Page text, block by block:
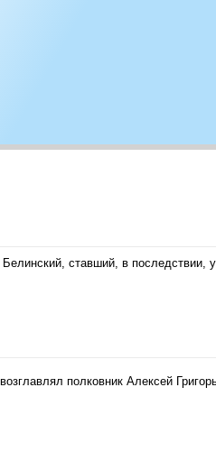
ставший, в последствии,
полковник Алексей